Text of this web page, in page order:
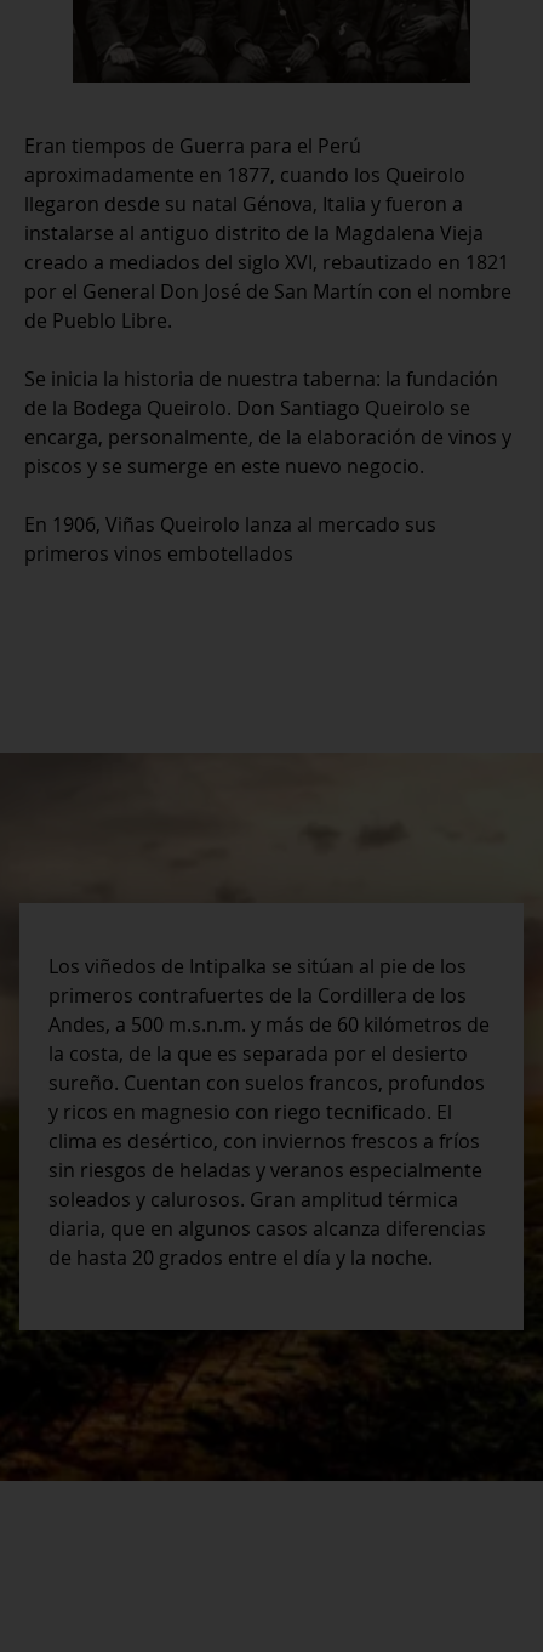
Eran tiempos de Guerra para el Perú
aproximadamente en 1877, cuando los Queirolo
llegaron desde su natal Génova, Italia y fueron a
instalarse al antiguo distrito de la Magdalena Vieja
creado a mediados del siglo XVI, rebautizado en 1821
por el General Don José de San Martín con el nombre
de Pueblo Libre.
Se inicia la historia de nuestra taberna: la fundación
de la Bodega Queirolo. Don Santiago Queirolo se
encarga, personalmente, de la elaboración de vinos y
piscos y se sumerge en este nuevo negocio.
En 1906, Viñas Queirolo lanza al mercado sus
primeros vinos embotellados
Los viñedos de Intipalka se sitúan al pie de los
primeros contrafuertes de la Cordillera de los
Andes, a 500 m.s.n.m. y más de 60 kilómetros de
la costa, de la que es separada por el desierto
sureño. Cuentan con suelos francos, profundos
y ricos en magnesio con riego tecnificado. El
clima es desértico, con inviernos frescos a fríos
sin riesgos de heladas y veranos especialmente
soleados y calurosos. Gran amplitud térmica
diaria, que en algunos casos alcanza diferencias
de hasta 20 grados entre el día y la noche.